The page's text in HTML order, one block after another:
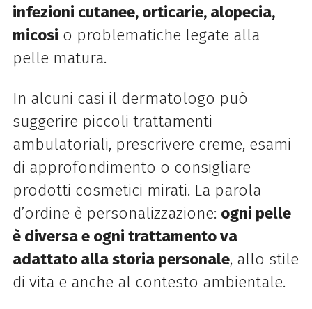
infezioni cutanee, orticarie, alopecia,
micosi o problematiche legate alla
pelle matura.
In alcuni casi il dermatologo può
suggerire piccoli trattamenti
ambulatoriali, prescrivere creme, esami
di approfondimento o consigliare
prodotti cosmetici mirati. La parola
d’ordine è personalizzazione: ogni pelle
è diversa e ogni trattamento va
adattato alla storia personale, allo stile
di vita e anche al contesto ambientale.